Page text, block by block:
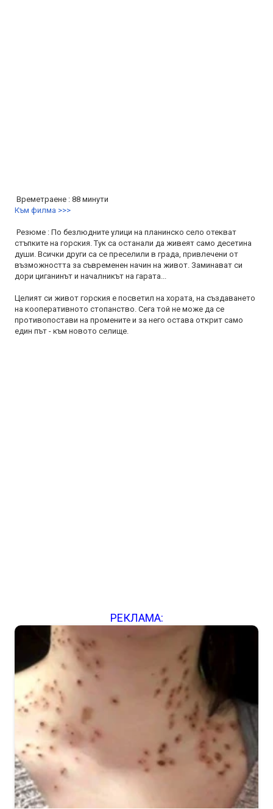
Времетраене : 88 минути
Към филма >>>
Резюме : По безлюдните улици на планинско село отекват
стъпките на горския. Тук са останали да живеят само десетина
души. Всички други са се преселили в града, привлечени от
възможността за съвременен начин на живот. Заминават си
дори циганинът и началникът на гарата...
Целият си живот горския е посветил на хората, на създаването
на кооперативното стопанство. Сега той не може да се
противопостави на промените и за него остава открит само
един път - към новото селище.
РЕКЛАМА: